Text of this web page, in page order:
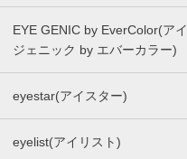
EYE GENIC by EverColor(アイ
ジェニック by エバーカラー)
eyestar(アイスター)
eyelist(アイリスト)